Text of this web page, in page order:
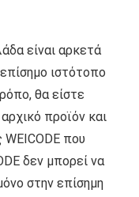
είναι αρκετά
ιστότοπο
θα είστε
προϊόν και
που
δεν μπορεί να
στην επίσημη